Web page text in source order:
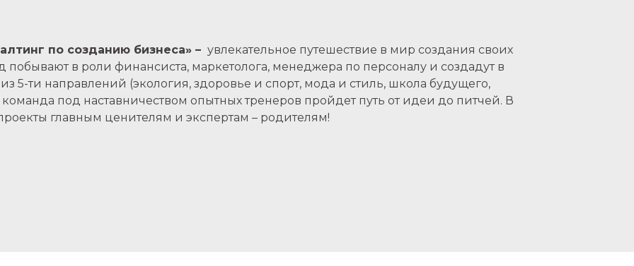
по созданию бизнеса» – увлекательное путешествие в мир создания своих
побывают в роли финансиста, маркетолога, менеджера по персоналу и создадут в
5-ти направлений (экология, здоровье и спорт, мода и стиль, школа будущего,
под наставничеством опытных тренеров пройдет путь от идеи до питчей. В
главным ценителям и экспертам – родителям!